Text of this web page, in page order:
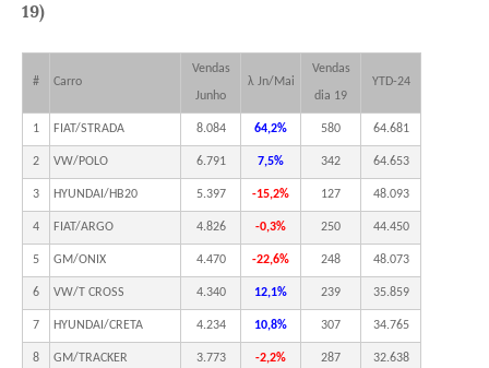
19)
# Carro
Vendas
Junho
λ Jn/Mai
Vendas
dia 19
YTD-24
1 FIAT/STRADA 8.084 64,2% 580 64.681
2 VW/POLO 6.791 7,5% 342 64.653
3 HYUNDAI/HB20 5.397 -15,2% 127 48.093
4 FIAT/ARGO 4.826 -0,3% 250 44.450
5 GM/ONIX 4.470 -22,6% 248 48.073
6 VW/T CROSS 4.340 12,1% 239 35.859
7 HYUNDAI/CRETA 4.234 10,8% 307 34.765
8 GM/TRACKER 3.773 -2,2% 287 32.638